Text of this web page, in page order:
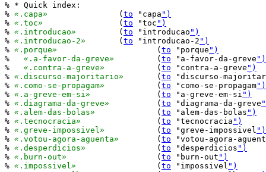
% * Quick index:
% « .capa»
		(
to "capa ")
% « .toc»
		(
to "toc ")
% « .introducao»
		(
to "introducao ")
% « .introducao-2»
	(
to "introducao-2 ")
% « .porque»
			(
to "porque ")
% « .a-favor-da-greve»
		(
to "a-favor-da-greve ")
% « .contra-a-greve»
		(
to "contra-a-greve ")
% « .discurso-majoritario»
	(
to "discurso-
% « .como-se-propagam»
		(
to "como-se-propagam")
% « .a-greve-em-si»
		(
to "a-greve-em-si ")
% « .diagrama-da-greve»
		(
to "diagrama-da-greve
% « .alem-das-bolas»
		(
to "alem-das-bolas ")
% « .tecnocracia»
		(
to "tecnocracia ")
% « .greve-impossivel»
		(
to "greve-impossivel ")
% « .votou-agora-aguenta»
	(
to "votou-agora-
% « .desperdicios»
		(
to "desperdicios ")
% « .burn-out»
			(
to "burn-out ")
% « .impossivel»
			(
to "impossivel ")